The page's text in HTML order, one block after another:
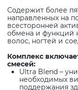
Содержит более
направленных на
всесторонней
обмена и функций
волос, ногтей и
Комплекс
смесей:
Ultra Blend –
необходимых
поддержания